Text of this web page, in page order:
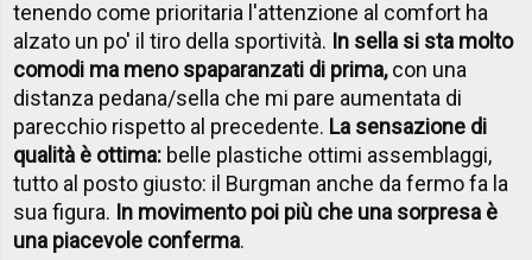
tenendo come prioritaria l'attenzione al comfort ha
alzato un po' il tiro della sportività. In sella si sta molto
comodi ma meno spaparanzati di prima,con una
distanza pedana/sella che mi pare aumentata di
parecchio rispetto al precedente. La sensazione di
qualità è ottima: belle plastiche ottimi assemblaggi,
tutto al posto giusto: il Burgman anche da fermo fa la
sua figura. In movimento poi più che una sorpresa è
una piacevole conferma.